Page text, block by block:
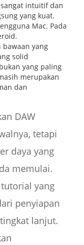
intuitif dan
yang kuat.
Mac. Pada
bawaan yang
solid
yang paling
merupakan
dan
DAW
tetapi
daya yang
memulai.
yang
penyiapan
lanjut.